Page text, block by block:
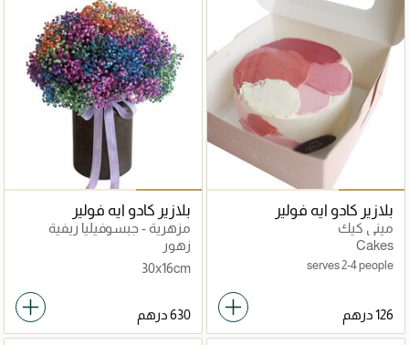
بلازير كادو ايه فولير
ميني كيك
Cakes
serves 2-4 people
بلازير كادو ايه فولير
مزهرية - جبسوفيليا ريفية
قوس قزح الحب
زهور
30x16cm